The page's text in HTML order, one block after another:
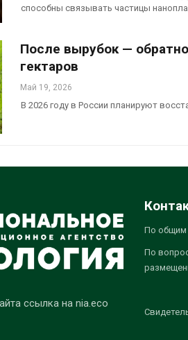
способны связывать частицы
После вырубок —
гектаров
Май 19, 2026
В 2026 году в России планируют
ссылка на nia.eco
По общим
По